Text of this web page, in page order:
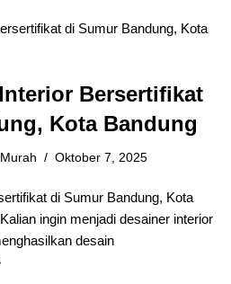
Bersertifikat
Kota Bandung
Oktober 7, 2025
di Sumur Bandung, Kota
ingin menjadi desainer interior
desain